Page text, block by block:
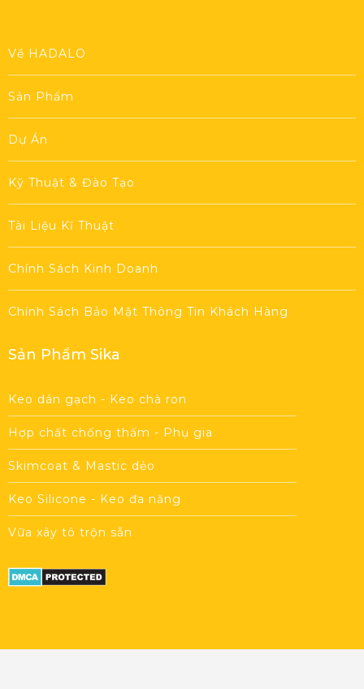
Về HADALO
Sản Phẩm
Dự Án
Kỹ Thuật & Đào Tạo
Tài Liệu Kĩ Thuật
Chính Sách Kinh Doanh
Chính Sách Bảo Mật Thông Tin Khách Hàng
Sản Phẩm Sika
Keo dán gạch - Keo chà ron
Hợp chất chống thấm - Phụ gia
Skimcoat & Mastic dẻo
Keo Silicone - Keo đa năng
Vữa xây tô trộn sẵn